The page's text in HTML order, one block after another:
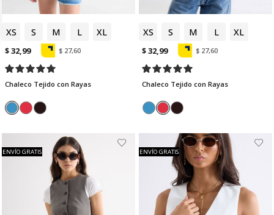
XS S M L XL
$ 32,99 $ 27,60
Chaleco Tejido con Rayas
XS S M L XL
$ 32,99 $ 27,60
Chaleco Tejido con Rayas
ENVÍO GRATIS ENVÍO GRATIS